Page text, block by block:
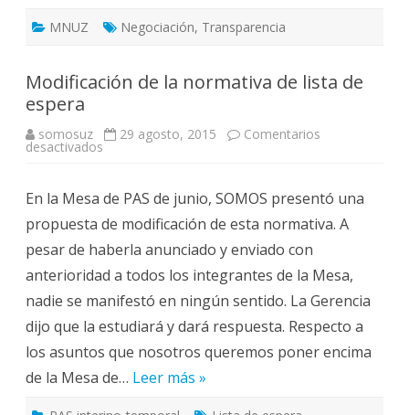
MNUZ Negociación, Transparencia
Modificación de la normativa de lista de
espera
somosuz 29 agosto, 2015 Comentarios
desactivadosen
normativa
de
lista
de
espera
En la Mesa de PAS de junio, SOMOS presentó una
propuesta de modificación de esta normativa. A
pesar de haberla anunciado y enviado con
anterioridad a todos los integrantes de la Mesa,
nadie se manifestó en ningún sentido. La Gerencia
dijo que la estudiará y dará respuesta. Respecto a
los asuntos que nosotros queremos poner encima
de la Mesa de… Leer más »